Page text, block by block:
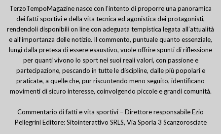
TerzoTempoMagazine nasce con l’intento di proporre una panoramica
dei fatti sportivi e della vita tecnica ed agonistica dei protagonisti,
rendendoli disponibili on line con adeguata tempistica legata all’attualità
e all’importanza delle notizie. Il commento, puntuale quanto essenziale,
lungi dalla pretesa di essere esaustivo, vuole offrire spunti di riflessione
per quanti vivono lo sport nei suoi reali valori, con passione e
partecipazione, pescando in tutte le discipline, dalle più popolari e
praticate, a quelle che, pur riscuotendo meno seguito, identificano
movimenti di sicuro interesse, coinvolgendo piccole e grandi comunità.
Commentario di fatti e vita sportivi – Direttore responsabile Ezio
Pellegrini Editore: Sitointerattivo SRLS, Via Sporla 3 Scanzorosciate